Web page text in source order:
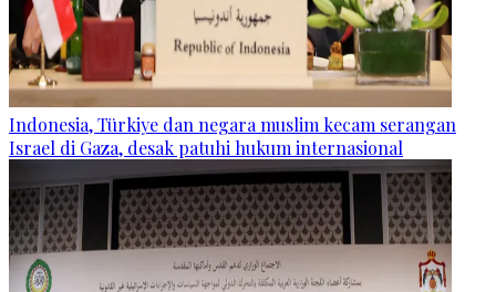
Indonesia, Türkiye dan negara muslim kecam serangan
Israel di Gaza, desak patuhi hukum internasional